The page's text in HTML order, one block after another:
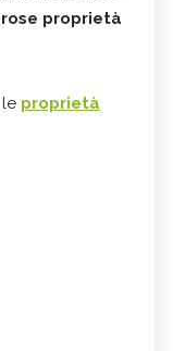
proprietà
proprietà